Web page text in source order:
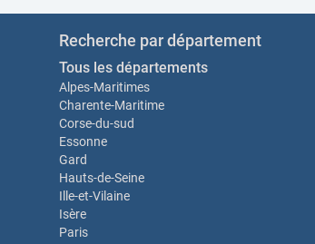
Recherche par département
Tous les départements
Alpes-Maritimes
Charente-Maritime
Corse-du-sud
Essonne
Gard
Hauts-de-Seine
Ille-et-Vilaine
Isère
Paris